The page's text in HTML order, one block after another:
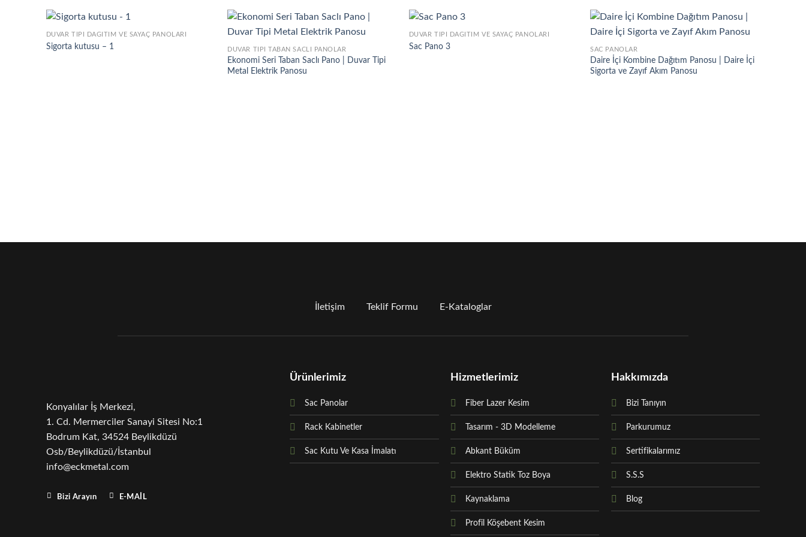
DUVAR TIPI DAĞITIM VE SAYAÇ PANOLARI
Sigorta kutusu – 1 DUVAR TIPI TABAN SACLI PANOLAR
Ekonomi Seri Taban Saclı Pano | Duvar Tipi
Metal Elektrik Panosu
DUVAR TIPI DAĞITIM VE SAYAÇ PANOLARI
Sac Pano 3 SAC PANOLAR
Daire İçi Kombine Dağıtım Panosu | Daire İçi
Sigorta ve Zayıf Akım Panosu
İletişim Teklif Formu E-Kataloglar
Konyalılar İş Merkezi,
1. Cd. Mermerciler Sanayi Sitesi No:1
Bodrum Kat, 34524 Beylikdüzü
Osb/Beylikdüzü/İstanbul
info@eckmetal.com
Bizi Arayın E-MAIL
Ürünlerimiz
Sac Panolar
Rack Kabinetler
Sac Kutu Ve Kasa İmalatı
Hizmetlerimiz
Fiber Lazer Kesim
Tasarım - 3D Modelleme
Abkant Büküm
Elektro Statik Toz Boya
Kaynaklama
Profil Köşebent Kesim
Hakkımızda
Bizi Tanıyın
Parkurumuz
Sertifikalarımız
S.S.S
Blog